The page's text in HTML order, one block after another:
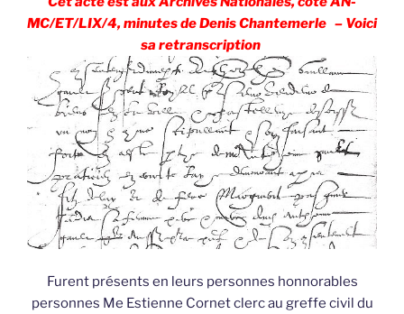
MC/ET/LIX/4, minutes de Denis Chantemerle – Voici
sa retranscription
Furent présents en leurs personnes honnorables
personnes Me Estienne Cornet clerc au greffe civil du